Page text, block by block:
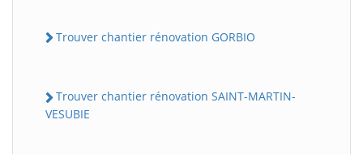
Trouver chantier rénovation GORBIO
Trouver chantier rénovation SAINT-MARTIN-
VESUBIE